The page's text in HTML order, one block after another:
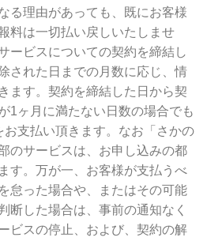
る理由があっても、既にお客様
料は一切払い戻しいたしませ
ービスについての契約を締結し
された日までの月数に応じ、情
ます。契約を締結した日から契
1ヶ月に満たない日数の場合でも
お支払い頂きます。なお「さかの
のサービスは、お申し込みの都
す。万が一、お客様が支払うべ
怠った場合や、またはその可能
断した場合は、事前の通知なく
ビスの停止、および、契約の解